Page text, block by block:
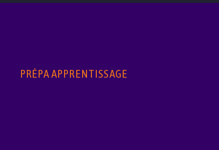
PRÉPA APPRENTISSAGE